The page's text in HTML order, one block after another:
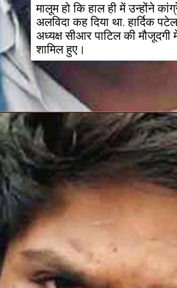
मालूम हो कि हाल ही में उन्होंने
अलविदा कह दिया था. हार्दिक
अध्यक्ष सीआर पाटिल की मौजूदगी में
शामिल हुए।